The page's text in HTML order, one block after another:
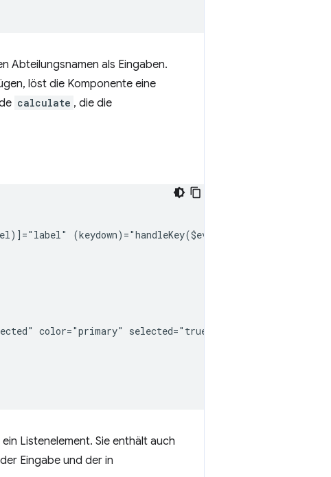
Abteilungsnamen als Eingaben.
löst die Komponente eine
calculate , die die
(keydown)="handleKey($event)">
color="primary" selected="true">
Listenelement. Sie enthält auch
Eingabe und der in